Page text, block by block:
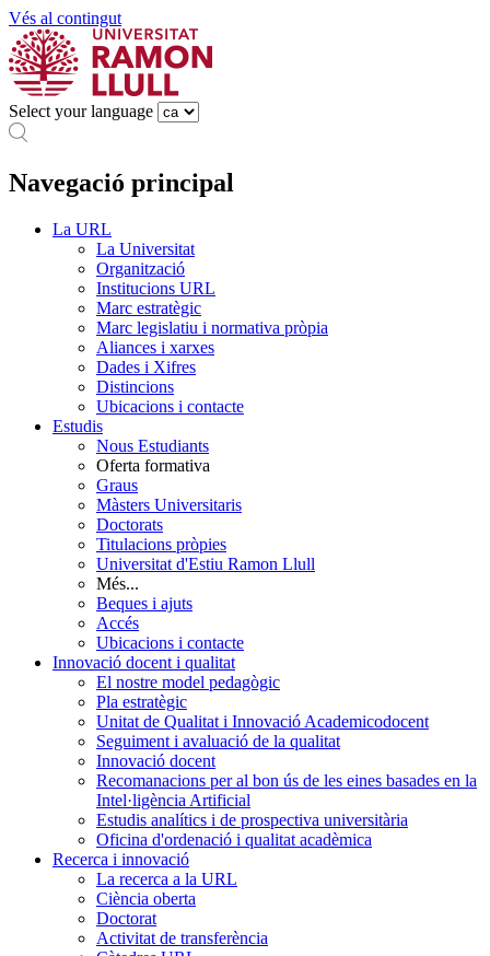
Vés al contingut
Select your language
Navegació principal
La URL
La Universitat
Organització
Institucions URL
Marc estratègic
Marc legislatiu i normativa pròpia
Aliances i xarxes
Dades i Xifres
Distincions
Ubicacions i contacte
Estudis
Nous Estudiants
Oferta formativa
Graus
Màsters Universitaris
Doctorats
Titulacions pròpies
Universitat d'Estiu Ramon Llull
Més...
Beques i ajuts
Accés
Ubicacions i contacte
Innovació docent i qualitat
El nostre model pedagògic
Pla estratègic
Unitat de Qualitat i Innovació Academicodocent
Seguiment i avaluació de la qualitat
Innovació docent
Recomanacions per al bon ús de les eines basades en la
Intel·ligència Artificial
Estudis analítics i de prospectiva universitària
Oficina d'ordenació i qualitat acadèmica
Recerca i innovació
La recerca a la URL
Ciència oberta
Doctorat
Activitat de transferència